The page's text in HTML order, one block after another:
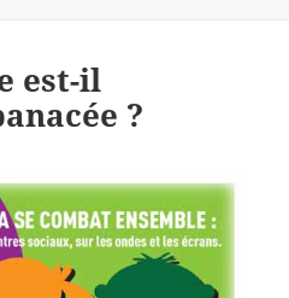
est-il
?